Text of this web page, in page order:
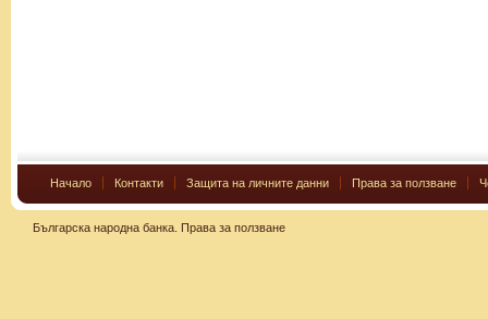
Начало Контакти Защита на личните данни Права за ползване
Българска народна банка. Права за ползване